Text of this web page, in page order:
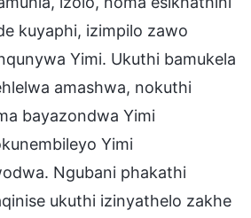
kuyaphi, izimpilo zawo
Yimi. Ukuthi bamukela
amashwa, nokuthi
bayazondwa Yimi
Yimi
Ngubani phakathi
ukuthi izinyathelo zakhe